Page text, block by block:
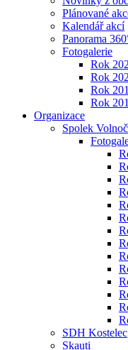
Plánované
Kalendář akcí
Panorama
Fotogalerie
Rok
Rok
Rok
Rok
Organizace
Spolek
SDH Kostelec
Skauti